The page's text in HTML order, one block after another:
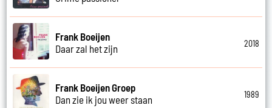
Frank Boeijen
Daar zal het zijn
2018
Frank Boeijen Groep
Dan zie ik jou weer staan
1989